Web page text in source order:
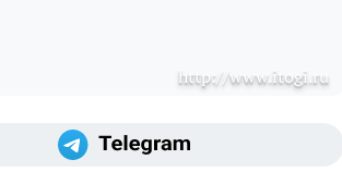
http://www.itogi.ru